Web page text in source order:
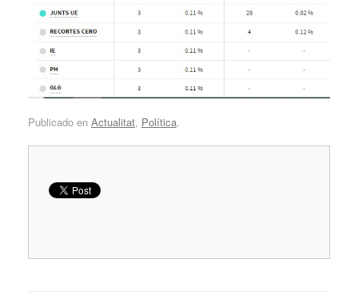
Publicado en Actualitat, Política.